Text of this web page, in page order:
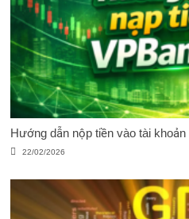
Hướng dẫn nộp tiền vào tài
22/02/2026